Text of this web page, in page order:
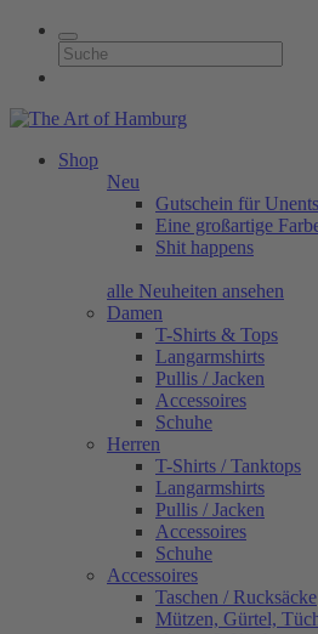
Shop
Neu
Gutschein für
Eine großartige
Shit happens
alle Neuheiten ansehen
Damen
T-Shirts & Tops
Langarmshirts
Pullis / Jacken
Accessoires
Schuhe
Herren
T-Shirts / Tanktops
Langarmshirts
Pullis / Jacken
Accessoires
Schuhe
Accessoires
Taschen / Rucksäcke
Mützen, Gürtel,